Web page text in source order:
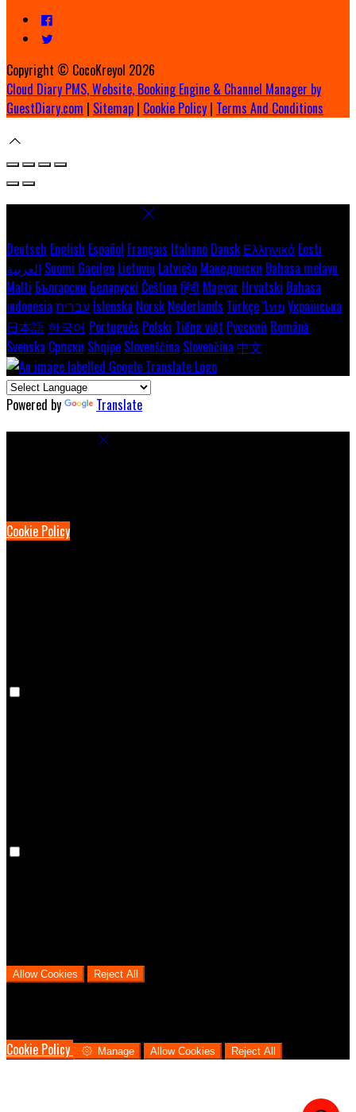
Copyright © CocoKreyol 2026
Cloud Diary PMS, Website, Booking Engine & Channel Manager by
GuestDiary.com | Sitemap | Cookie Policy | Terms And Conditions
Deutsch English Español Français Italiano Dansk Ελληνικά Eesti
العربية Suomi Gaeilge Lietuvių Latviešu Македонски Bahasa melayu
Malti Български Беларускі Čeština हिंदी Magyar Hrvatski Bahasa
indonesia עברית Íslenska Norsk Nederlands Türkçeไทย Українська
日本語 한국어 Português Polski Tiếng việt Русский Română
Svenska Српски Shqipe Slovenščina Slovenčina 中文
Powered by Translate
Cookie Policy
Allow Cookies Reject All
Cookie Policy
Manage Allow Cookies Reject All